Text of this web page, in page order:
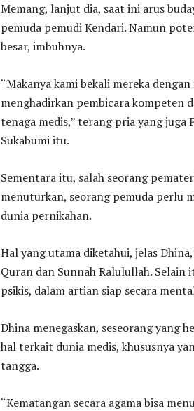
Memang, lanjut dia, saat ini arus
pemuda pemudi Kendari. Namun
besar, imbuhnya.
“Makanya kami bekali mereka
menghadirkan pembicara kompeten
tenaga medis,” terang pria yang
Sukabumi itu.
Sementara itu, salah seorang
menuturkan, seorang pemuda perlu
dunia pernikahan.
Hal yang utama diketahui, jelas
Quran dan Sunnah Ralulullah. Selain
psikis, dalam artian siap secara
Dhina menegaskan, seseorang yang
hal terkait dunia medis, khususnya
tangga.
“Kematangan secara agama bisa